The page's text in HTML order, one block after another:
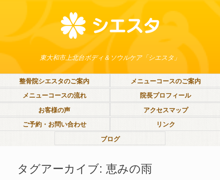
東大和市上北台ボディ＆ソウルケア「シエスタ」
整骨院シエスタのご案内
メニューコースのご案内
メニューコースの流れ
院長プロフィール
お客様の声
アクセスマップ
ご予約・お問い合わせ
リンク
ブログ
タグアーカイブ: 恵みの雨